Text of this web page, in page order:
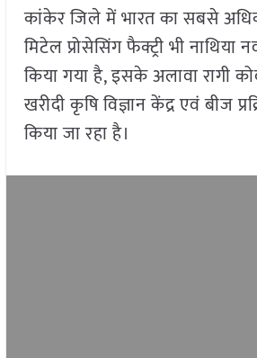
कांकेर जिले में भारत का सबसे
मिटेल प्रोसेसिंग फैक्ट्री भी नाथिया
किया गया है, इसके अलावा रागी
खरीदी कृषि विज्ञान केंद्र एवं बीज
किया जा रहा है।